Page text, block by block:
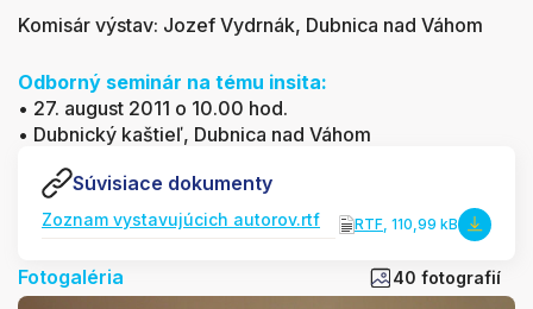
Komisár výstav: Jozef Vydrnák, Dubnica nad Váhom
Odborný seminár na tému insita:
• 27. august 2011 o 10.00 hod.
• Dubnický kaštieľ, Dubnica nad Váhom
Súvisiace dokumenty
Zoznam vystavujúcich autorov.rtf RTF , 110,99 kB
Fotogaléria 40 fotografií